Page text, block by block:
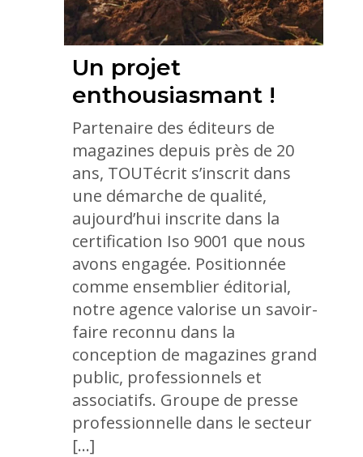
Un projet
enthousiasmant !
Partenaire des éditeurs de
magazines depuis près de 20
ans, TOUTécrit s’inscrit dans
une démarche de qualité,
aujourd’hui inscrite dans la
certification Iso 9001 que nous
avons engagée. Positionnée
comme ensemblier éditorial,
notre agence valorise un savoir-
faire reconnu dans la
conception de magazines grand
public, professionnels et
associatifs. Groupe de presse
professionnelle dans le secteur
[…]